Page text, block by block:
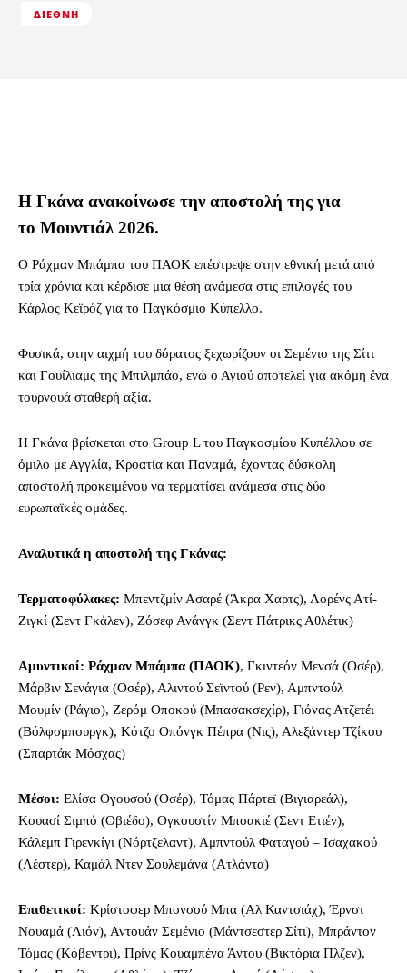
ΔΙΕΘΝΉ
Η Γκάνα ανακοίνωσε την αποστολή της για
το Μουντιάλ 2026.
Ο Ράχμαν Μπάμπα του ΠΑΟΚ επέστρεψε στην εθνική μετά από
τρία χρόνια και κέρδισε μια θέση ανάμεσα στις επιλογές του
Κάρλος Κεϊρόζ για το Παγκόσμιο Κύπελλο.
Φυσικά, στην αιχμή του δόρατος ξεχωρίζουν οι Σεμένιο της Σίτι
και Γουίλιαμς της Μπιλμπάο, ενώ ο Αγιού αποτελεί για ακόμη ένα
τουρνουά σταθερή αξία.
Η Γκάνα βρίσκεται στο Group L του Παγκοσμίου Κυπέλλου σε
όμιλο με Αγγλία, Κροατία και Παναμά, έχοντας δύσκολη
αποστολή προκειμένου να τερματίσει ανάμεσα στις δύο
ευρωπαϊκές ομάδες.
Αναλυτικά η αποστολή της Γκάνας:
Τερματοφύλακες: Μπεντζμίν Ασαρέ (Άκρα Χαρτς), Λορένς Ατί-
Ζιγκί (Σεντ Γκάλεν), Ζόσεφ Ανάνγκ (Σεντ Πάτρικς Αθλέτικ)
Αμυντικοί: Ράχμαν Μπάμπα (ΠΑΟΚ), Γκιντεόν Μενσά (Οσέρ),
Μάρβιν Σενάγια (Οσέρ), Αλιντού Σεϊντού (Ρεν), Αμπντούλ
Μουμίν (Ράγιο), Ζερόμ Οποκού (Μπασακσεχίρ), Γιόνας Ατζετέι
(Βόλφσμπουργκ), Κότζο Οπόνγκ Πέπρα (Νις), Αλεξάντερ Τζίκου
(Σπαρτάκ Μόσχας)
Μέσοι: Ελίσα Ογουσού (Οσέρ), Τόμας Πάρτεϊ (Βιγιαρεάλ),
Κουασί Σιμπό (Οβιέδο), Ογκουστίν Μποακιέ (Σεντ Ετιέν),
Κάλεμπ Γιρενκίγι (Νόρτζελαντ), Αμπντούλ Φαταγού – Ισαχακού
(Λέστερ), Καμάλ Ντεν Σουλεμάνα (Ατλάντα)
Επιθετικοί: Κρίστοφερ Μπονσού Μπα (Αλ Καντσιάχ), Έρνστ
Νουαμά (Λιόν), Αντουάν Σεμένιο (Μάντσεστερ Σίτι), Μπράντον
Τόμας (Κόβεντρι), Πρίνς Κουαμπένα Άντου (Βικτόρια Πλζεν),